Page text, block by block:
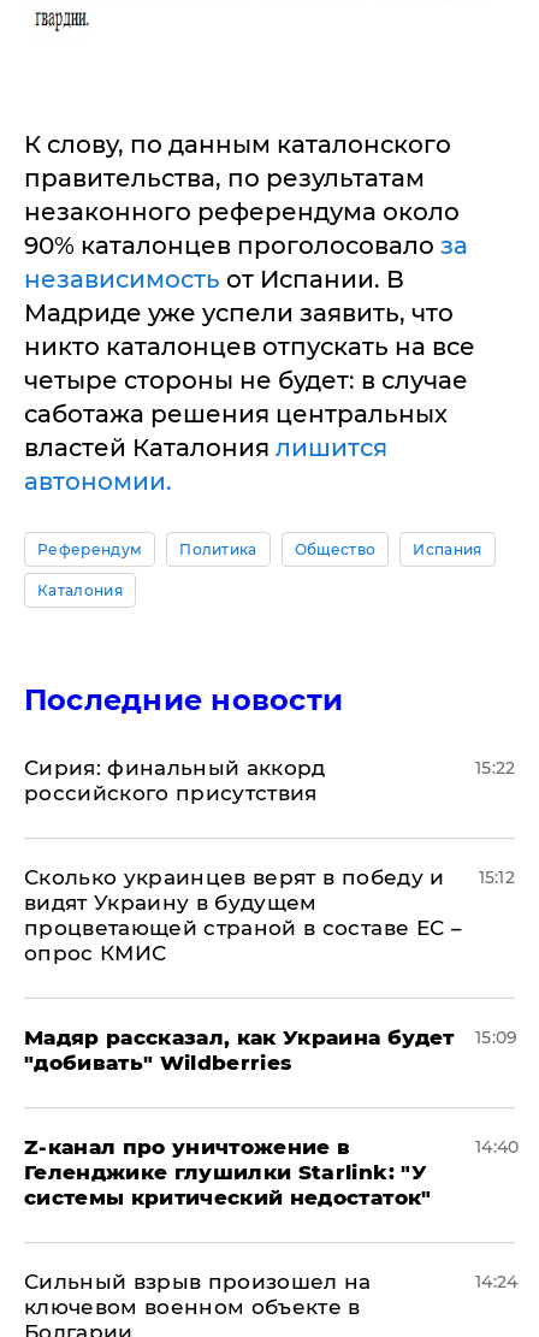
К слову, по данным каталонского
правительства, по результатам
незаконного референдума около
90% каталонцев проголосовало за
независимость от Испании. В
Мадриде уже успели заявить, что
никто каталонцев отпускать на все
четыре стороны не будет: в случае
саботажа решения центральных
властей Каталония лишится
автономии.
Референдум Политика Общество Испания
Каталония
Последние новости
​Сирия: финальный аккорд
российского присутствия
15:22
Сколько украинцев верят в победу и
видят Украину в будущем
процветающей страной в составе ЕС –
опрос КМИС
15:12
Мадяр рассказал, как Украина будет
"добивать" Wildberries
15:09
Z-канал про уничтожение в
Геленджике глушилки Starlink: "У
системы критический недостаток"
14:40
Сильный взрыв произошел на
ключевом военном объекте в
14:24